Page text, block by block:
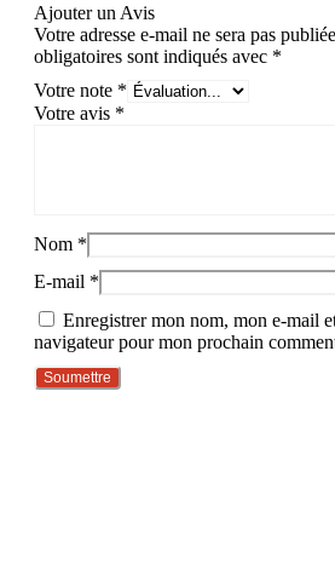
Ajouter un Avis
Votre adresse e-mail ne sera pas
obligatoires sont indiqués avec *
Votre note *
Votre avis *
Nom *
E-mail *
Enregistrer mon nom, mon e-mail
navigateur pour mon prochain